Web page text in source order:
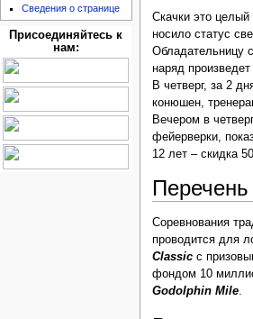
Скачки это
носило статус
Обладательницу
наряд
В четверг, за 2
конюшен,
Вечером в
фейерверки,
12 лет – скидка
Перечень
Соревнования
проводится для
Classicс
фондом 10
Godolphin Mile.
Сведения о странице
Присоединяйтесь к
нам: